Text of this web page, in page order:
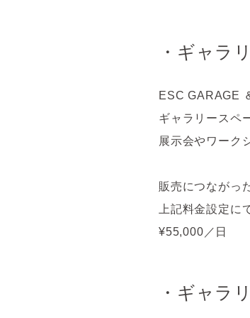
・ギャラ
ESC GARAGE
ギャラリースペ
展示会やワーク
販売につながっ
上記料金設定に
¥55,000 ／日
・ギャラ